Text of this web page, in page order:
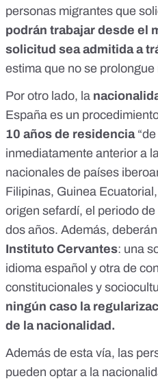
personas migrantes que
podrán trabajar desde el
solicitud sea admitida a
estima que no se
Por otro lado, la
España es un
10 años de residencia
inmediatamente anterior a
nacionales de países
Filipinas, Guinea
origen sefardí, el periodo
dos años. Además,
Instituto Cervantes: una
idioma español y otra de
constitucionales y
ningún caso la
de la nacionalidad.
Además de esta vía, las
pueden optar a la